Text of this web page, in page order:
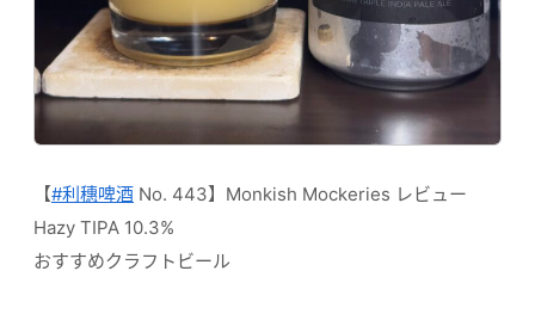
【#利穗啤酒 No. 443】Monkish Mockeries レビュー
Hazy TIPA 10.3%
おすすめクラフトビール